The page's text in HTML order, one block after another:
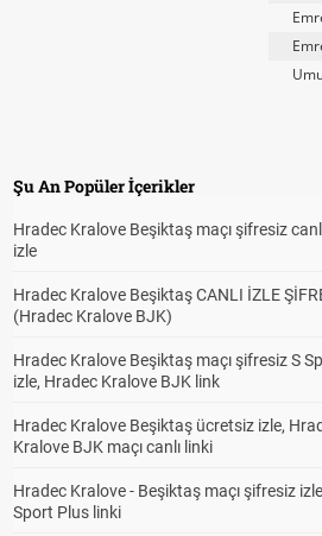
Şu An Popüler İçerikler
Hradec Kralove Beşiktaş maçı şifresiz
izle
Hradec Kralove Beşiktaş CANLI İZLE
(Hradec Kralove BJK)
Hradec Kralove Beşiktaş maçı şifresiz S
izle, Hradec Kralove BJK link
Hradec Kralove Beşiktaş ücretsiz izle,
Kralove BJK maçı canlı linki
Hradec Kralove - Beşiktaş maçı şifresiz izle
Sport Plus linki